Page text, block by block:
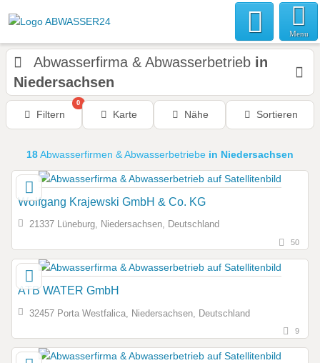
Menu
Abwasserfirma & Abwasserbetrieb in
Niedersachsen
Filtern
0
Karte Nähe Sortieren
18Abwasserfirmen & Abwasserbetriebe in Niedersachsen
Wolfgang Krajewski GmbH & Co. KG
21337 Lüneburg, Niedersachsen, Deutschland
50
ATB WATER GmbH
32457 Porta Westfalica, Niedersachsen, Deutschland
9